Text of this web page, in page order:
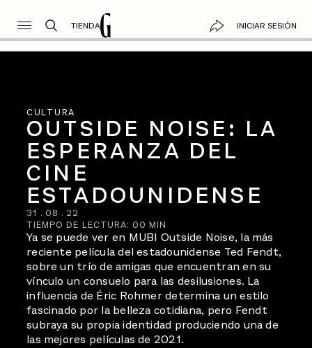
TIENDA INICIAR SESIÓN
CULTURA
OUTSIDE NOISE: LA
ESPERANZA DEL
CINE
ESTADOUNIDENSE
31 . 08 . 22
TIEMPO DE LECTURA: 00 MIN
Ya se puede ver en MUBI Outside Noise, la más
reciente película del estadounidense Ted Fendt,
sobre un trío de amigas que encuentran en su
vínculo un consuelo para las desilusiones. La
influencia de Éric Rohmer determina un estilo
fascinado por la belleza cotidiana, pero Fendt
subraya su propia identidad produciendo una de
las mejores películas de 2021.